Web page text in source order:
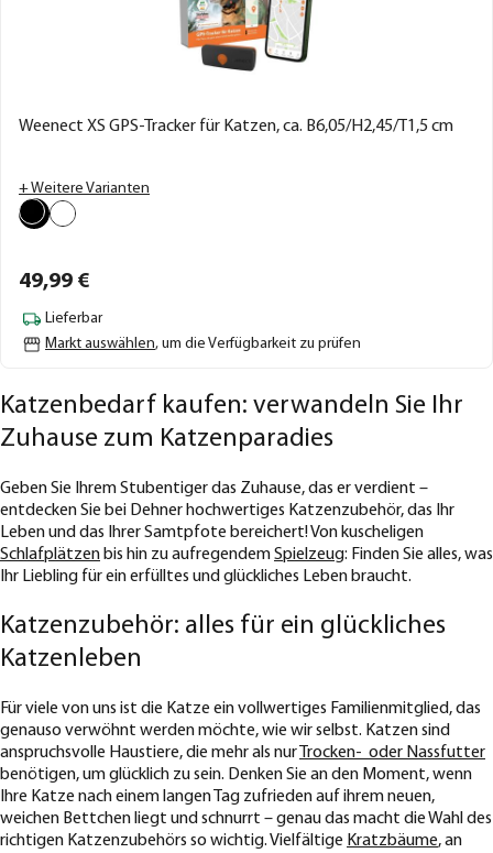
Weenect XS GPS-Tracker für Katzen, ca. B6,05/H2,45/T1,5 cm
+ Weitere Varianten
49,99 €
Lieferbar
Markt auswählen, um die Verfügbarkeit zu prüfen
Katzenbedarf kaufen: verwandeln Sie Ihr
Zuhause zum Katzenparadies
Geben Sie Ihrem Stubentiger das Zuhause, das er verdient –
entdecken Sie bei Dehner hochwertiges Katzenzubehör, das Ihr
Leben und das Ihrer Samtpfote bereichert! Von kuscheligen
Schlafplätzenbis hin zu aufregendemSpielzeug: Finden Sie alles, was
Ihr Liebling für ein erfülltes und glückliches Leben braucht.
Katzenzubehör: alles für ein glückliches
Katzenleben
Für viele von uns ist die Katze ein vollwertiges Familienmitglied, das
genauso verwöhnt werden möchte, wie wir selbst. Katzen sind
anspruchsvolle Haustiere, die mehr als nur Trocken- oder Nassfutter
benötigen, um glücklich zu sein. Denken Sie an den Moment, wenn
Ihre Katze nach einem langen Tag zufrieden auf ihrem neuen,
weichen Bettchen liegt und schnurrt – genau das macht die Wahl des
richtigen Katzenzubehörs so wichtig. Vielfältige Kratzbäume, an